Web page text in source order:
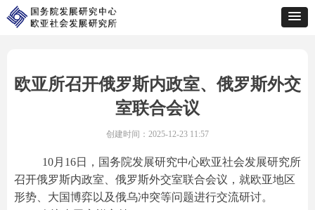
欧亚所召开俄罗斯内政室、俄罗斯外交
室联合会议
10月16日，国务院发展研究中心欧亚社会发展研究所
召开俄罗斯内政室、俄罗斯外交室联合会议，就欧亚地区
形势、大国博弈以及俄乌冲突等问题进行交流研讨。
创建时间： 2025-12-23 11:57